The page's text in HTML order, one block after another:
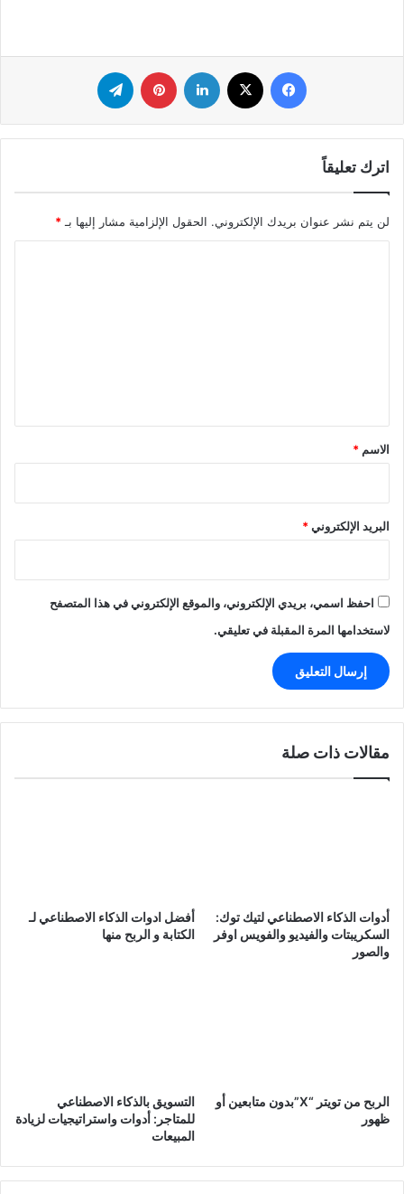
اترك تعليقاً
لن يتم نشر عنوان بريدك الإلكتروني. الحقول الإلزامية مشار إليها بـ*
*
الاسم *
البريد الإلكتروني*
احفظ اسمي، بريدي الإلكتروني، والموقع الإلكتروني في هذا المتصفح
لاستخدامها المرة المقبلة في تعليقي.
مقالات ذات صلة
أدوات الذكاء الاصطناعي لتيك توك:
السكريبتات والفيديو والفويس اوفر
والصور
أفضل ادوات الذكاء الاصطناعي لـ
الكتابة و الربح منها
الربح من تويتر “X”بدون متابعين أو
ظهور
التسويق بالذكاء الاصطناعي
للمتاجر: أدوات واستراتيجيات لزيادة
المبيعات